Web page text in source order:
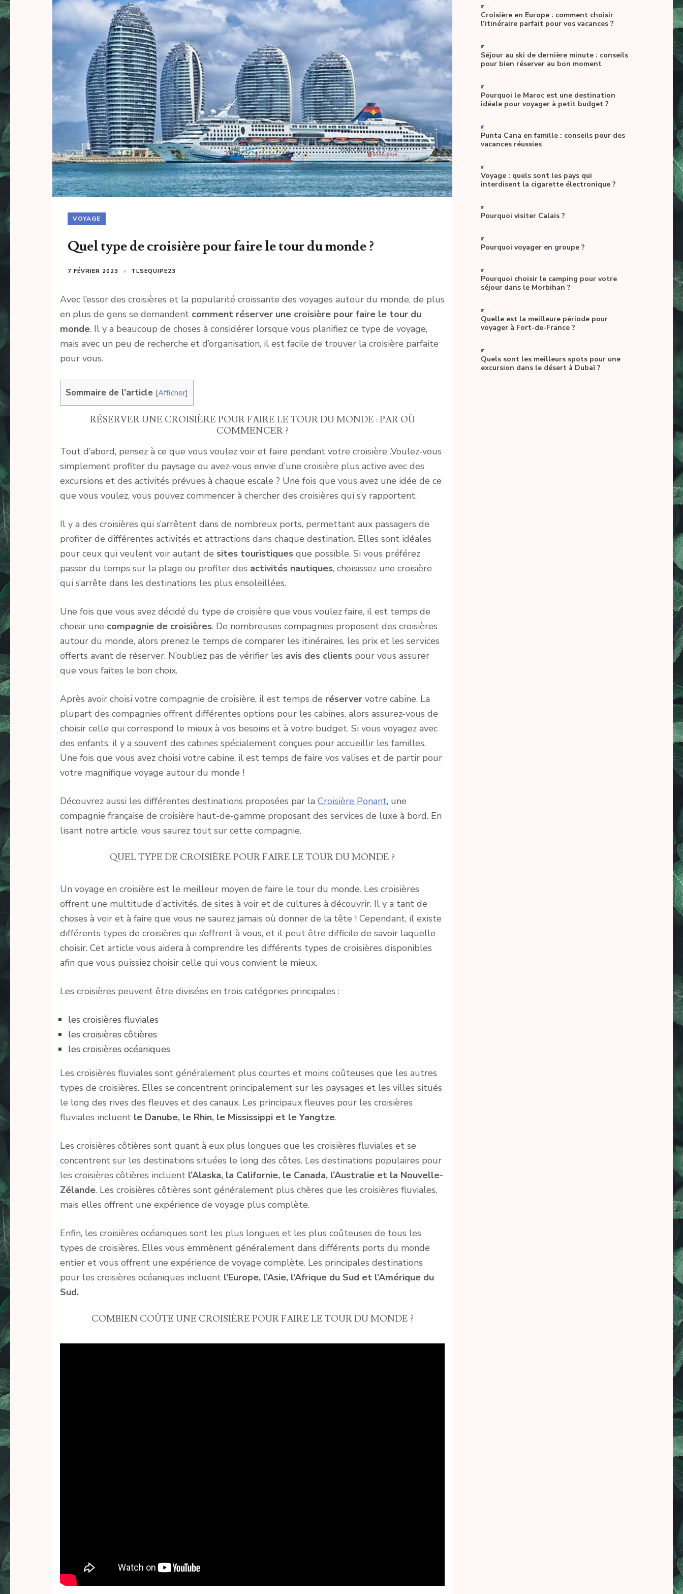
VOYAGE
Quel type de croisière pour faire le tour du monde ?
7 FÉVRIER 2023 TLSEQUIPE23
Avec l’essor des croisières et la popularité croissante des voyages autour du monde, de plus
en plus de gens se demandent comment réserver une croisière pour faire le tour du
monde. Il y a beaucoup de choses à considérer lorsque vous planifiez ce type de voyage,
mais avec un peu de recherche et d’organisation, il est facile de trouver la croisière parfaite
pour vous.
Sommaire de l'article [Afficher]
RÉSERVER UNE CROISIÈRE POUR FAIRE LE TOUR DU MONDE : PAR OÙ
COMMENCER ?
Tout d’abord, pensez à ce que vous voulez voir et faire pendant votre croisière .Voulez-vous
simplement profiter du paysage ou avez-vous envie d’une croisière plus active avec des
excursions et des activités prévues à chaque escale ? Une fois que vous avez une idée de ce
que vous voulez, vous pouvez commencer à chercher des croisières qui s’y rapportent.
Il y a des croisières qui s’arrêtent dans de nombreux ports, permettant aux passagers de
profiter de différentes activités et attractions dans chaque destination. Elles sont idéales
pour ceux qui veulent voir autant de sites touristiques que possible. Si vous préférez
passer du temps sur la plage ou profiter des activités nautiques, choisissez une croisière
qui s’arrête dans les destinations les plus ensoleillées.
Une fois que vous avez décidé du type de croisière que vous voulez faire, il est temps de
choisir une compagnie de croisières. De nombreuses compagnies proposent des croisières
autour du monde, alors prenez le temps de comparer les itinéraires, les prix et les services
offerts avant de réserver. N’oubliez pas de vérifier les avis des clients pour vous assurer
que vous faites le bon choix.
Après avoir choisi votre compagnie de croisière, il est temps de réserver votre cabine. La
plupart des compagnies offrent différentes options pour les cabines, alors assurez-vous de
choisir celle qui correspond le mieux à vos besoins et à votre budget. Si vous voyagez avec
des enfants, il y a souvent des cabines spécialement conçues pour accueillir les familles.
Une fois que vous avez choisi votre cabine, il est temps de faire vos valises et de partir pour
votre magnifique voyage autour du monde !
Découvrez aussi les différentes destinations proposées par la Croisière Ponant, une
compagnie française de croisière haut-de-gamme proposant des services de luxe à bord. En
lisant notre article, vous saurez tout sur cette compagnie.
QUEL TYPE DE CROISIÈRE POUR FAIRE LE TOUR DU MONDE ?
Un voyage en croisière est le meilleur moyen de faire le tour du monde. Les croisières
offrent une multitude d’activités, de sites à voir et de cultures à découvrir. Il y a tant de
choses à voir et à faire que vous ne saurez jamais où donner de la tête ! Cependant, il existe
différents types de croisières qui s’offrent à vous, et il peut être difficile de savoir laquelle
choisir. Cet article vous aidera à comprendre les différents types de croisières disponibles
afin que vous puissiez choisir celle qui vous convient le mieux.
Les croisières peuvent être divisées en trois catégories principales :
les croisières fluviales
les croisières côtières
les croisières océaniques
Les croisières fluviales sont généralement plus courtes et moins coûteuses que les autres
types de croisières. Elles se concentrent principalement sur les paysages et les villes situés
le long des rives des fleuves et des canaux. Les principaux fleuves pour les croisières
fluviales incluent le Danube, le Rhin, le Mississippi et le Yangtze.
Les croisières côtières sont quant à eux plus longues que les croisières fluviales et se
concentrent sur les destinations situées le long des côtes. Les destinations populaires pour
les croisières côtières incluent l’Alaska, la Californie, le Canada, l’Australie et la Nouvelle-
Zélande. Les croisières côtières sont généralement plus chères que les croisières fluviales,
mais elles offrent une expérience de voyage plus complète.
Enfin, les croisières océaniques sont les plus longues et les plus coûteuses de tous les
types de croisières. Elles vous emmènent généralement dans différents ports du monde
entier et vous offrent une expérience de voyage complète. Les principales destinations
pour les croisières océaniques incluent l’Europe, l’Asie, l’Afrique du Sud et l’Amérique du
Sud.
COMBIEN COÛTE UNE CROISIÈRE POUR FAIRE LE TOUR DU MONDE ?
-
Croisière en Europe : comment choisir
l’itinéraire parfait pour vos vacances ?
-
Séjour au ski de dernière minute : conseils
pour bien réserver au bon moment
-
Pourquoi le Maroc est une destination
idéale pour voyager à petit budget ?
-
Punta Cana en famille : conseils pour des
vacances réussies
-
Voyage : quels sont les pays qui
interdisent la cigarette électronique ?
-
Pourquoi visiter Calais ?
-
Pourquoi voyager en groupe ?
-
Pourquoi choisir le camping pour votre
séjour dans le Morbihan ?
-
Quelle est la meilleure période pour
voyager à Fort-de-France ?
-
Quels sont les meilleurs spots pour une
excursion dans le désert à Dubaï ?